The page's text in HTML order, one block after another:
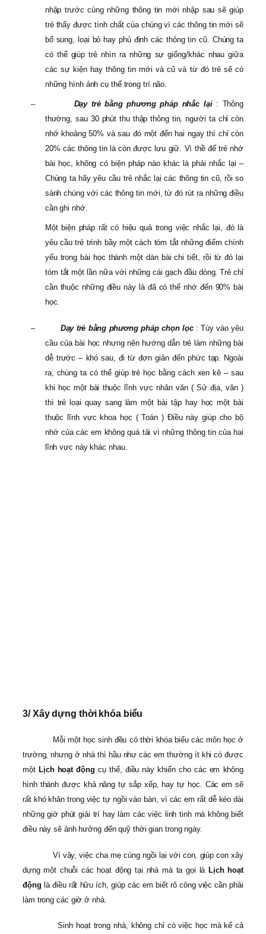
nhập trước cùng những thông tin mới nhập sau sẽ giúp
trẻ thấy được tính chất của chúng vì các thông tin mới sẽ
bổ sung, loại bỏ hay phủ định các thông tin cũ. Chúng ta
có thể giúp trẻ nhìn ra những sự giống/khác nhau giữa
các sự kiện hay thông tin mới và cũ và từ đó trẻ sẽ có
những hình ảnh cụ thể trong trí não.
– Dạy trẻ bằng phương pháp nhắc lại: Thông
thường, sau 30 phút thu thập thông tin, người ta chỉ còn
nhớ khoảng 50% và sau đó một đến hai ngay thì chỉ còn
20% các thông tin là còn được lưu giữ. Vì thề để trẻ nhớ
bài học, không có biện pháp nào khác là phải nhắc lại –
Chúng ta hãy yêu cầu trẻ nhắc lại các thông tin cũ, rồi so
sánh chúng với các thông tin mới, từ đó rút ra những điều
cần ghi nhớ.
Một biện pháp rất có hiệu quả trong việc nhắc lại, đó là
yêu cầu trẻ trình bầy một cách tóm tắt những điểm chính
yếu trong bài học thành một dàn bài chi tiết, rồi từ đó lại
tóm tắt một lần nữa với những cái gạch đầu dòng. Trẻ chỉ
cần thuộc những điều này là đã có thể nhớ đến 90% bài
học.
– Dạy trẻ bằng phương pháp chọn lọc: Tùy vào yêu
cầu của bài học nhưng nên hướng dẫn trẻ làm những bài
dễ trước – khó sau, đi từ đơn giản đến phức tạp. Ngoài
ra, chúng ta có thể giúp trẻ học bằng cách xen kẽ – sau
khi học một bài thuộc lĩnh vực nhân văn ( Sử địa, văn )
thì trẻ loại quay sang làm một bài tập hay học một bài
thuộc lĩnh vực khoa học ( Toán ) Điều này giúp cho bộ
nhớ của các em không quá tải vì những thông tin của hai
lĩnh vực này khác nhau.
3/ Xây dựng thời khóa biểu
Mỗi một học sinh đều có thời khóa biểu các môn học ở
trường, nhưng ở nhà thì hầu như các em thường ít khi có được
một Lịch hoạt động cụ thể, điều này khiến cho các em không
hình thành được khả năng tự sắp xếp, hay tự học. Các em sẽ
rất khó khăn trong việc tự ngồi vào bàn, vì các em rất dễ kéo dài
những giờ phút giải trí hay làm các việc linh tinh mà không biết
điều này sẽ ảnh hưởng đến quỹ thời gian trong ngày.
Vì vậy, việc cha mẹ cùng ngồi lại với con, giúp con xây
dựng một chuỗi các hoạt động tại nhà mà ta gọi làLịch hoạt
động là điều rất hữu ích, giúp các em biết rõ công việc cần phải
làm trong các giờ ở nhà.
Sinh hoạt trong nhà, không chỉ có việc học mà kể cả